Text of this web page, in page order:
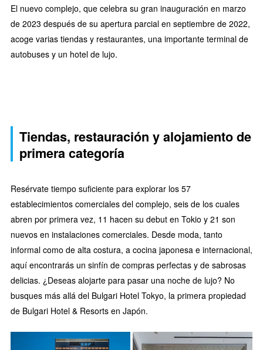
El nuevo complejo, que celebra su gran inauguración en marzo
de 2023 después de su apertura parcial en septiembre de 2022,
acoge varias tiendas y restaurantes, una importante terminal de
autobuses y un hotel de lujo.
Tiendas, restauración y alojamiento de
primera categoría
Resérvate tiempo suficiente para explorar los 57
establecimientos comerciales del complejo, seis de los cuales
abren por primera vez, 11 hacen su debut en Tokio y 21 son
nuevos en instalaciones comerciales. Desde moda, tanto
informal como de alta costura, a cocina japonesa e internacional,
aquí encontrarás un sinfín de compras perfectas y de sabrosas
delicias. ¿Deseas alojarte para pasar una noche de lujo? No
busques más allá del Bulgari Hotel Tokyo, la primera propiedad
de Bulgari Hotel & Resorts en Japón.